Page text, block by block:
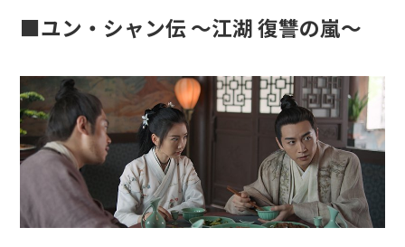
■ユン・シャン伝 ～江湖 復讐の嵐～